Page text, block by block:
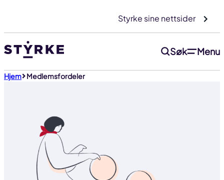
innhold
Styrke sine nettsider
Søk Menu
Hjem Medlemsfordeler